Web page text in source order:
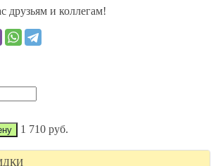
друзьям и коллегам!
1 710 руб.